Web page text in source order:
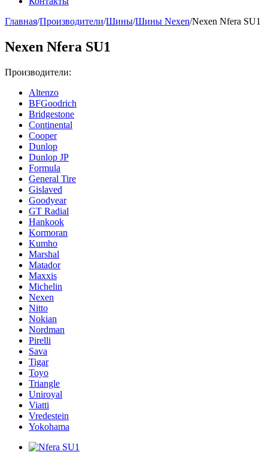
Главная/Производители/Шины/Шины Nexen/Nexen Nfera SU1
Nexen Nfera SU1
Производители:
Altenzo
BFGoodrich
Bridgestone
Continental
Cooper
Dunlop
Dunlop JP
Formula
General Tire
Gislaved
Goodyear
GT Radial
Hankook
Kormoran
Kumho
Marshal
Matador
Maxxis
Michelin
Nexen
Nitto
Nokian
Nordman
Pirelli
Sava
Tigar
Toyo
Triangle
Uniroyal
Viatti
Vredestein
Yokohama